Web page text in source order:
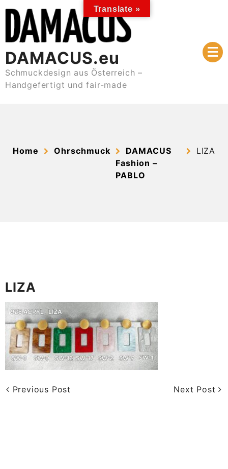
content
DAMACUS.eu
Schmuckdesign aus Österreich –
Handgefertigt und fair-made
Home Ohrschmuck
DAMACUS
Fashion –
PABLO
LIZA
LIZA
Previous Post Next Post
Translate »